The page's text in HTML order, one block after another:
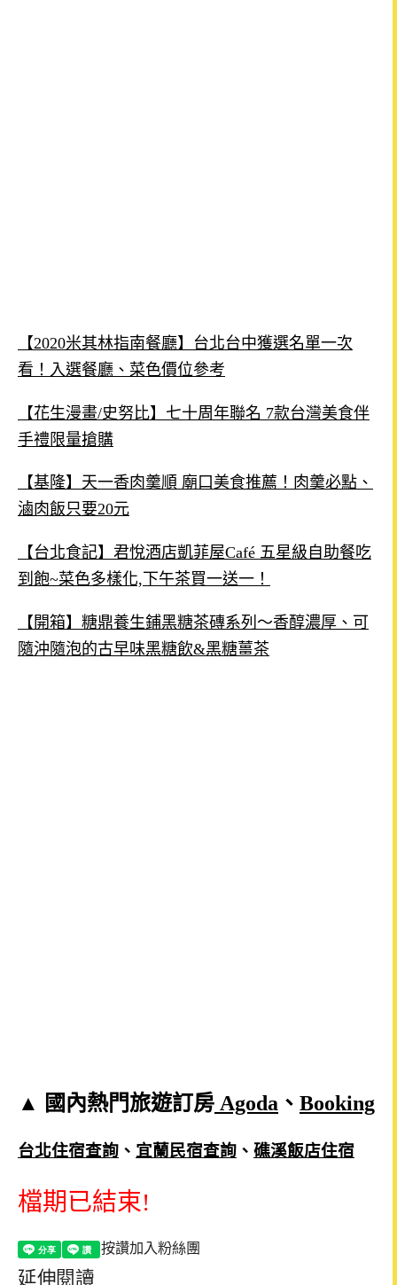
【2020米其林指南餐廳】台北台中獲選名單一次
看！入選餐廳、菜色價位參考
【花生漫畫/史努比】七十周年聯名 7款台灣美食伴
手禮限量搶購
【基隆】天一香肉羹順 廟口美食推薦！肉羹必點、
滷肉飯只要20元
【台北食記】君悅酒店凱菲屋Café 五星級自助餐吃
到飽~菜色多樣化,下午茶買一送一！
【開箱】糖鼎養生鋪黑糖茶磚系列～香醇濃厚、可
隨沖隨泡的古早味黑糖飲&黑糖薑茶
▲ 國內熱門旅遊訂房 Agoda 、 Booking
台北住宿查詢 、 宜蘭民宿查詢 、 礁溪飯店住宿
檔期已結束!
按讚加入粉絲團
延伸閱讀